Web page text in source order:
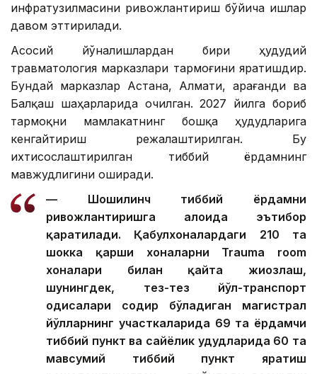
инфратузилмасини ривожлантириш бўйича ишлар
давом эттирилади.
Асосий йўналишлардан бири ҳудудий
травматология марказлари тармоғини яратишдир.
Бундай марказлар Астана, Алмати, Қарағанди ва
Балқаш шаҳарларида очилган. 2027 йилга бориб
тармоқни мамлакатнинг бошқа ҳудудларига
кенгайтириш режалаштирилган. Бу
ихтисослаштирилган тиббий ёрдамнинг
мавжудлигини оширади.
— Шошилинч тиббий ёрдамни
ривожлантиришга алоҳида эътибор
қаратилади. Қабулхоналардаги 210 та
шокка қарши хоналарни Trauma room
хоналари билан қайта жиҳозлаш,
шунингдек, тез-тез йўл-транспорт
ҳодисалари содир бўладиган магистрал
йўлларнинг участкаларида 69 та ёрдамчи
тиббий пункт ва сайёҳлик ҳудудларида 60 та
мавсумий тиббий пункт яратиш